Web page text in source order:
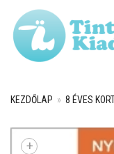
KEZDŐLAP » 8 ÉVES
+